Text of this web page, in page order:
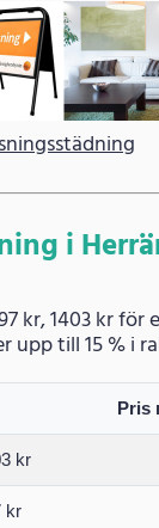
i
kr, 1403 kr
upp till 15 % i
Pris
kr
kr